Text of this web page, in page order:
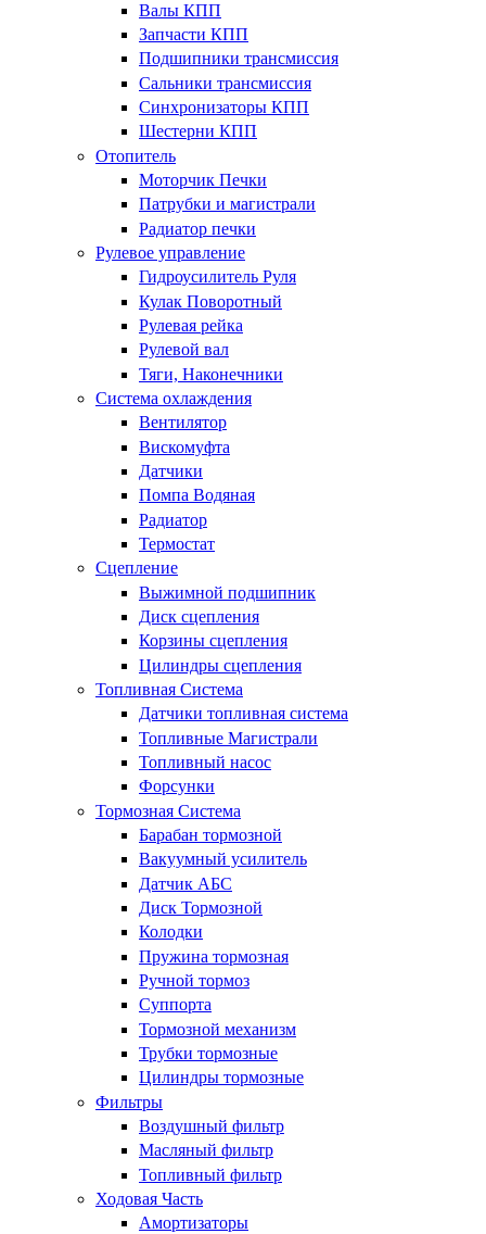
Валы КПП
Запчасти КПП
Подшипники трансмиссия
Сальники трансмиссия
Синхронизаторы КПП
Шестерни КПП
Отопитель
Моторчик Печки
Патрубки и магистрали
Радиатор печки
Рулевое управление
Гидроусилитель Руля
Кулак Поворотный
Рулевая рейка
Рулевой вал
Тяги, Наконечники
Система охлаждения
Вентилятор
Вискомуфта
Датчики
Помпа Водяная
Радиатор
Термостат
Сцепление
Выжимной подшипник
Диск сцепления
Корзины сцепления
Цилиндры сцепления
Топливная Система
Датчики топливная система
Топливные Магистрали
Топливный насос
Форсунки
Тормозная Система
Барабан тормозной
Вакуумный усилитель
Датчик АБС
Диск Тормозной
Колодки
Пружина тормозная
Ручной тормоз
Суппорта
Тормозной механизм
Трубки тормозные
Цилиндры тормозные
Фильтры
Воздушный фильтр
Масляный фильтр
Топливный фильтр
Ходовая Часть
Амортизаторы